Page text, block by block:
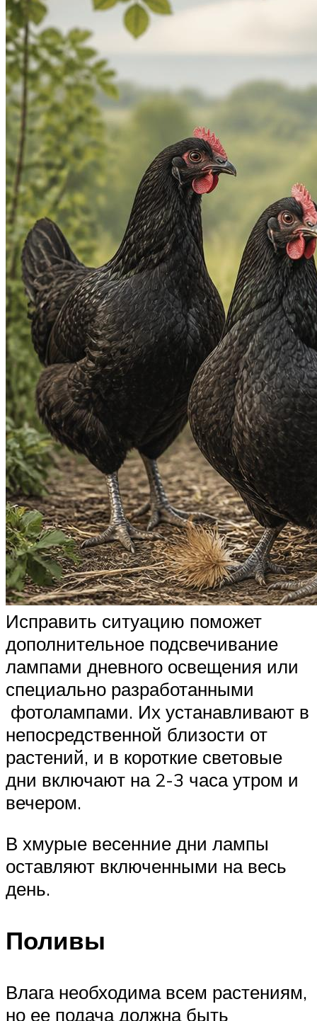
Исправить ситуацию поможет
дополнительное подсвечивание
лампами дневного освещения или
специально разработанными
фотолампами. Их устанавливают в
непосредственной близости от
растений, и в короткие световые
дни включают на 2-3 часа утром и
вечером.
В хмурые весенние дни лампы
оставляют включенными на весь
день.
Поливы
Влага необходима всем растениям,
но ее подача должна быть